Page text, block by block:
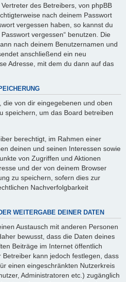
des Betreibers, von phpBB
nach deinem Passwort
vergessen haben, so kannst du
vergessen“ benutzen. Die
nach deinem Benutzernamen und
anschließend ein neu
Adresse, mit dem du dann auf das
die von dir eingegebenen und oben
speichern, um das Board betreiben
berechtigt, im Rahmen einer
deinen und seinen Interessen sowie
von Zugriffen und Aktionen
und der von deinem Browser
zu speichern, sofern dies zur
Nachverfolgbarkeit
WEITERGABE DEINER DATEN
Austausch mit anderen Personen
bewusst, dass die Daten deines
Beiträge im Internet öffentlich
kann jedoch festlegen, dass
einen eingeschränkten Nutzerkreis
Administratoren etc.) zugänglich